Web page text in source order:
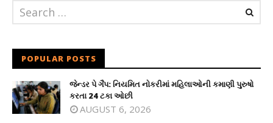
POPULAR POSTS
જેન્ડર પે ગૈપ: નિયમિત નોકરીમાં મહિલાઓની કમાણી પુરુષો
કરતા 24 ટકા ઓછી
AUGUST 6, 2026